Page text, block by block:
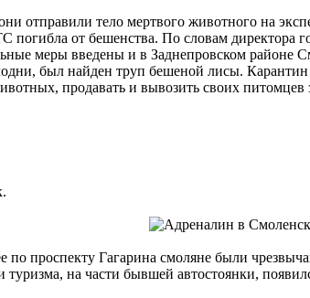
отправили тело мертвого животного на
погибла от бешенства. По словам
меры введены и в Заднепровском
был найден труп бешеной лисы.
продавать и вывозить своих питомцев
проспекту Гагарина смоляне были
туризма, на части бывшей автостоянки,